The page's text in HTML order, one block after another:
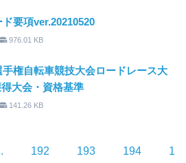
要項ver.20210520
976.01 KB
手権自転車競技大会ロードレース大
大会・資格基準
141.26 KB
192 193 194